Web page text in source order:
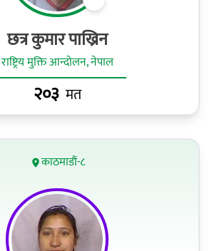
छत्र कुमार पाख्रिन
राष्ट्रिय मुक्ति आन्दोलन, नेपाल
२०३ मत
काठमाडौं-८